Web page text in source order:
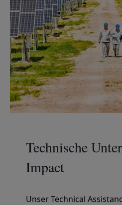
Technische
Impact
Unser Technical